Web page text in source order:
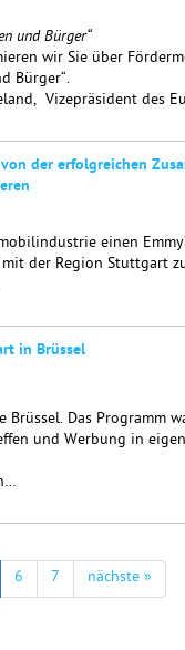
und Bürger“
wir Sie über
Bürger“.
Vizepräsident des
der erfolgreichen
einen
der Region Stuttgart
in Brüssel
Das Programm
und Werbung in
6 7 nächste »